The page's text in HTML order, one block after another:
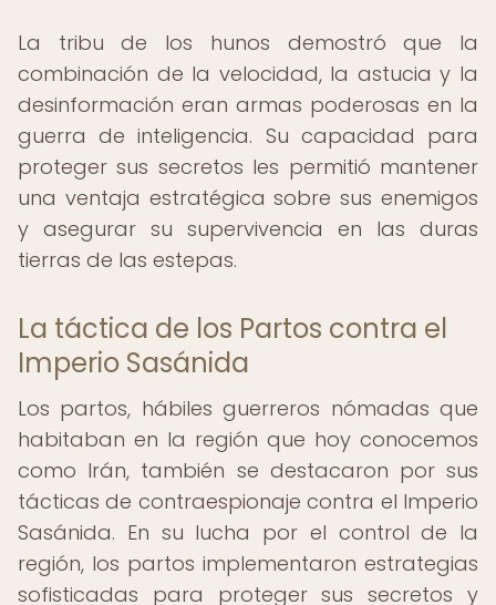
La tribu de los hunos demostró que la
combinación de la velocidad, la astucia y la
desinformación eran armas poderosas en la
guerra de inteligencia. Su capacidad para
proteger sus secretos les permitió mantener
una ventaja estratégica sobre sus enemigos
y asegurar su supervivencia en las duras
tierras de las estepas.
La táctica de los Partos contra el
Imperio Sasánida
Los partos, hábiles guerreros nómadas que
habitaban en la región que hoy conocemos
como Irán, también se destacaron por sus
tácticas de contraespionaje contra el Imperio
Sasánida. En su lucha por el control de la
región, los partos implementaron estrategias
sofisticadas para proteger sus secretos y